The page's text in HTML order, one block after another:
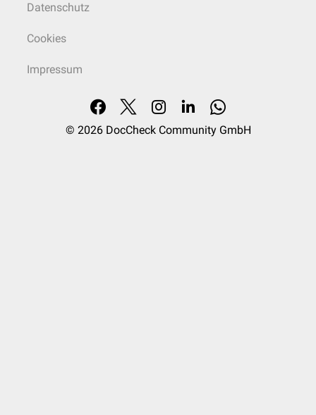
Datenschutz
Cookies
Impressum
© 2026 DocCheck Community GmbH